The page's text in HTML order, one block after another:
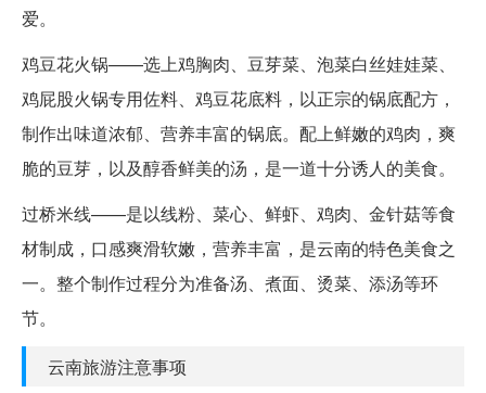
爱。
鸡豆花火锅——选上鸡胸肉、豆芽菜、泡菜白丝娃娃菜、
鸡屁股火锅专用佐料、鸡豆花底料，以正宗的锅底配方，
制作出味道浓郁、营养丰富的锅底。配上鲜嫩的鸡肉，爽
脆的豆芽，以及醇香鲜美的汤，是一道十分诱人的美食。
过桥米线——是以线粉、菜心、鲜虾、鸡肉、金针菇等食
材制成，口感爽滑软嫩，营养丰富，是云南的特色美食之
一。整个制作过程分为准备汤、煮面、烫菜、添汤等环
节。
云南旅游注意事项